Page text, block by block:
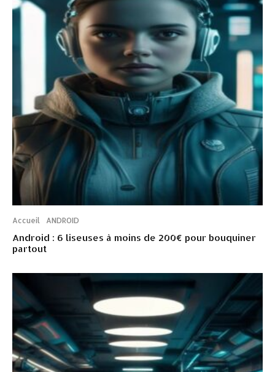
Accueil ANDROID
Android : 6 liseuses à moins de 200€ pour bouquiner
partout